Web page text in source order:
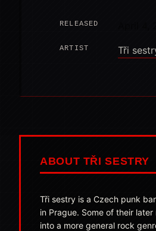
RELEASED
ARTIST Tři
ABOUT TŘI SESTRY
Tři sestry is a Czech punk
in Prague. Some of their
into a more general rock